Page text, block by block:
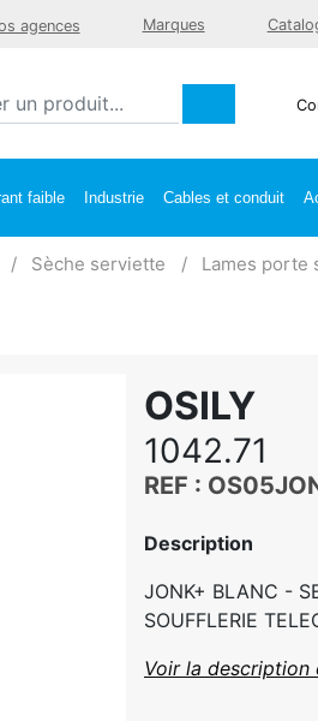
agences Marques
faible Industrie Cables et conduit
Sèche serviette Lames porte
OSILY
1042.71
REF :
Description
JONK+ BLANC -
SOUFFLERIE
Voir la description